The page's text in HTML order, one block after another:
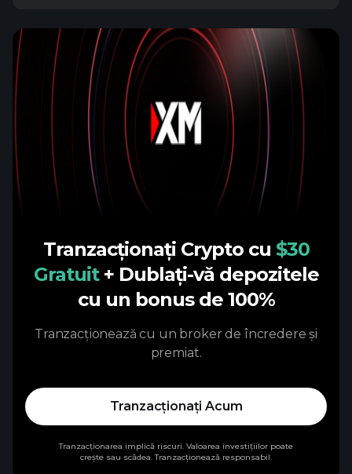
Tranzacționați Crypto cu $30
Gratuit + Dublați-vă depozitele
cu un bonus de 100%
Tranzacționează cu un broker de încredere și
premiat.
Tranzacționați Acum
Tranzacționarea implică riscuri. Valoarea investițiilor poate
crește sau scădea. Tranzacționează responsabil.